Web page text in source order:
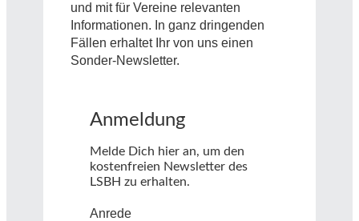
und mit für Vereine relevanten
Informationen. In ganz dringenden
Fällen erhaltet Ihr von uns einen
Sonder-Newsletter.
Anmeldung
Melde Dich hier an, um den
kostenfreien Newsletter des
LSBH zu erhalten.
Anrede